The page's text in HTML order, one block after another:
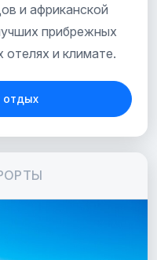
и африканской
прибрежных
и климате.
отдых